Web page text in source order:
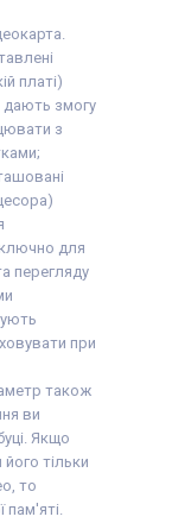
платі)
дають змогу
з
для
перегляду
при
також
ви
Якщо
тільки
то
пам'яті.